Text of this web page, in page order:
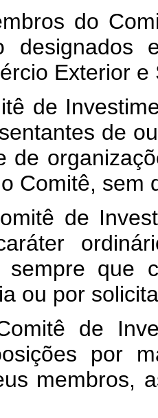
do
Exterior e
de
de
de
Comitê, sem
de
sempre que
ou por
de
por
membros,